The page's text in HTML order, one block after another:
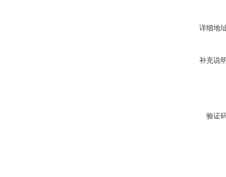
详细地
补充说
验证